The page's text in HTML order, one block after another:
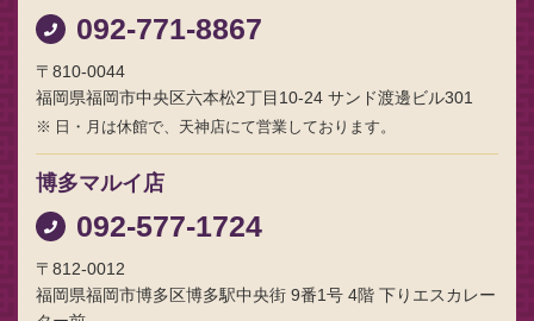
092-771-8867
〒810-0044
福岡県福岡市中央区六本松2丁目10-24 サンド渡邊ビル301
日・月は休館で、天神店にて営業しております。
博多マルイ店
092-577-1724
〒812-0012
福岡県福岡市博多区博多駅中央街 9番1号 4階 下りエスカレー